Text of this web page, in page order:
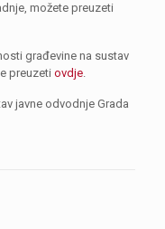
možete preuzeti
građevine na sustav
preuzeti ovdje.
javne odvodnje Grada